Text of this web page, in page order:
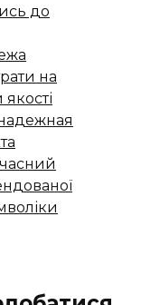
до
на